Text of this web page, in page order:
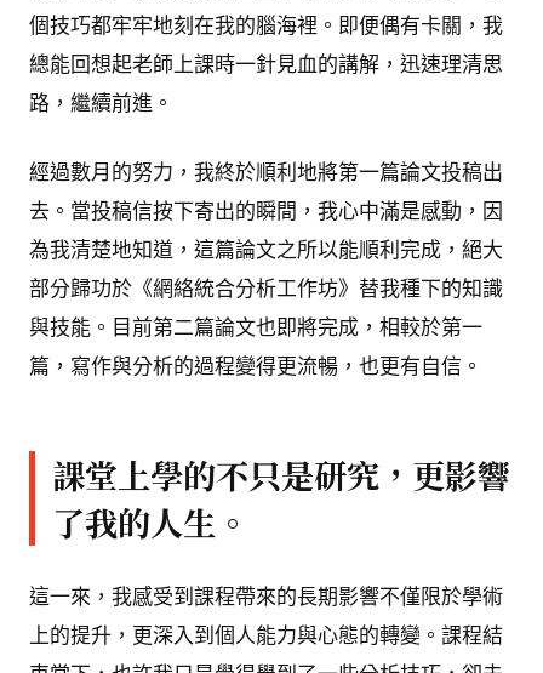
個技巧都牢牢地刻在我的腦海裡。即便偶有卡關，我
總能回想起老師上課時一針見血的講解，迅速理清思
路，繼續前進。
經過數月的努力，我終於順利地將第一篇論文投稿出
去。當投稿信按下寄出的瞬間，我心中滿是感動，因
為我清楚地知道，這篇論文之所以能順利完成，絕大
部分歸功於《網絡統合分析工作坊》替我種下的知識
與技能。目前第二篇論文也即將完成，相較於第一
篇，寫作與分析的過程變得更流暢，也更有自信。
課堂上學的不只是研究，更影響
了我的人生。
這一來，我感受到課程帶來的長期影響不僅限於學術
上的提升，更深入到個人能力與心態的轉變。課程結